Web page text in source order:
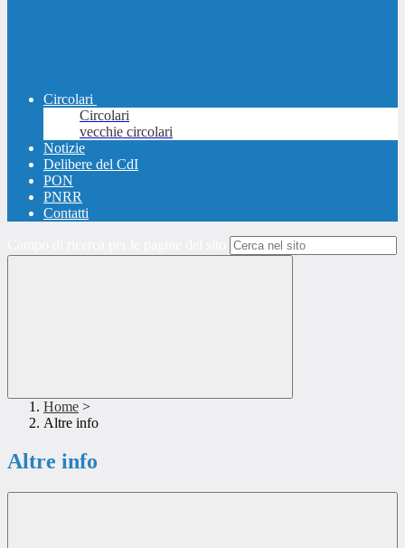
Circolari
Circolari
vecchie circolari
Notizie
Delibere del CdI
PON
PNRR
Contatti
Home >
Altre info
Altre info